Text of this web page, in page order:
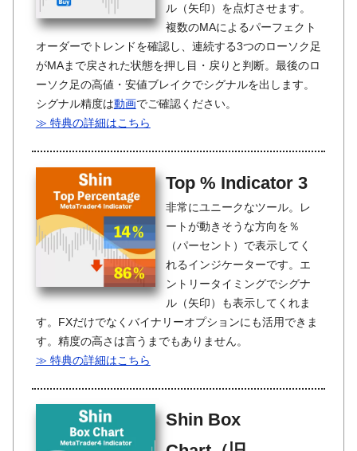
ル（矢印）を点灯させます。
複数のMAによるパーフェクト
オーダーでトレンドを確認し、連続する3つのローソク足
がMAまで戻された状態を押し目・戻りと判断。最後のロ
ーソク足の高値・安値ブレイクでシグナルを出します。
シグナル精度は動画でご確認ください。
≫ 特典の詳細はこちら
Top % Indicator 3
非常にユニークなツール。レ
ートが動きそうな方向を％
（パーセント）で表示してく
れるインジケーターです。エ
ントリータイミングでシグナ
ル（矢印）も表示してくれま
す。FXだけでなくバイナリーオプションにも活用できま
す。精度の高さは言うまでもありません。
≫ 特典の詳細はこちら
Shin Box